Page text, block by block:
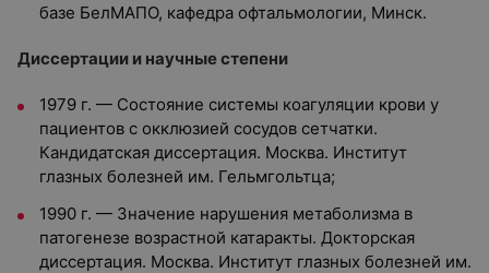
базе БелМАПО, кафедра офтальмологии, Минск.
Диссертации и научные степени
1979 г. — Состояние системы коагуляции крови у
пациентов с окклюзией сосудов сетчатки.
Кандидатская диссертация. Москва. Институт
глазных болезней им. Гельмгольтца;
1990 г. — Значение нарушения метаболизма в
патогенезе возрастной катаракты. Докторская
диссертация. Москва. Институт глазных болезней им.